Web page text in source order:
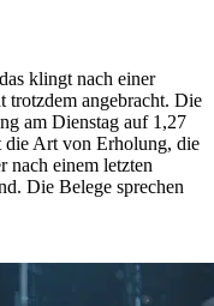
klingt nach einer
trotzdem angebracht. Die
am Dienstag auf 1,27
die Art von Erholung, die
nach einem letzten
Die Belege sprechen